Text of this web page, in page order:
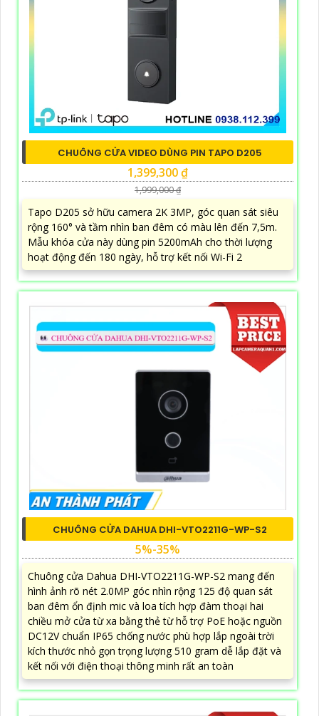
CHUÔNG CỬA VIDEO DÙNG PIN TAPO D205
1,399,300 ₫
1,999,000 ₫
Tapo D205 sở hữu camera 2K 3MP, góc quan sát siêu
rộng 160° và tầm nhìn ban đêm có màu lên đến 7,5m.
Mẫu khóa cửa này dùng pin 5200mAh cho thời lượng
hoạt động đến 180 ngày, hỗ trợ kết nối Wi-Fi 2
CHUÔNG CỬA DAHUA DHI-VTO2211G-WP-S2
5%-35%
Chuông cửa Dahua DHI-VTO2211G-WP-S2 mang đến
hình ảnh rõ nét 2.0MP góc nhìn rộng 125 độ quan sát
ban đêm ổn định mic và loa tích hợp đàm thoại hai
chiều mở cửa từ xa bằng thẻ từ hỗ trợ PoE hoặc nguồn
DC12V chuẩn IP65 chống nước phù hợp lắp ngoài trời
kích thước nhỏ gọn trọng lượng 510 gram dễ lắp đặt và
kết nối với điện thoại thông minh rất an toàn